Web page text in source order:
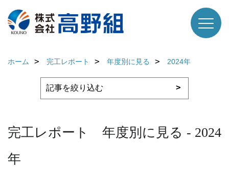
ホーム 完工レポート 年度別に見る 2024年
完工レポート 年度別に見る - 2024
年